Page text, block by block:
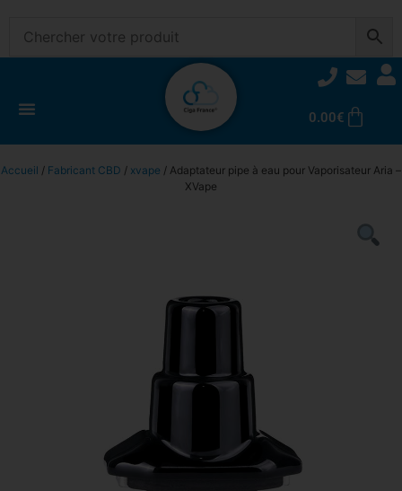
0.00€
Accueil / Fabricant CBD / xvape / Adaptateur pipe à eau pour Vaporisateur Aria –
XVape